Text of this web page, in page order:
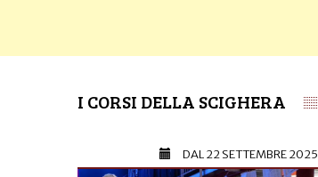
I CORSI DELLA SCIGHERA
DAL22 SETTEMBRE 2025